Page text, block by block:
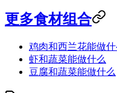
更多食材组合
鸡肉和西兰花能做什
虾和蔬菜能做什么
豆腐和蔬菜能做什么